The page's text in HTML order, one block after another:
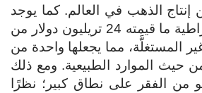
و2% من إنتاج الذهب في العالم. كما يوجد
في الكونغو الديمقراطية ما قيمته 24 تريليون دولار من
المستغلَّة، مما يجعلها واحدة من
من حيث الموارد الطبيعية. ومع ذلك
من الفقر على نطاق كبير؛ نظرًا